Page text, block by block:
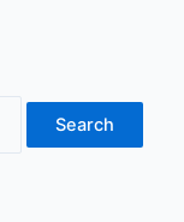
Search